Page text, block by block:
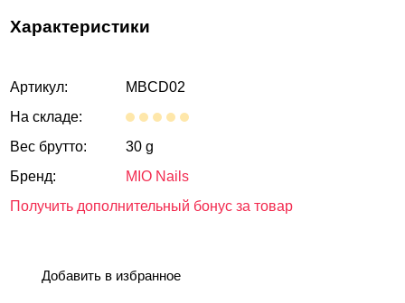
Характеристики
Артикул:
MBCD02
На складе:
Вес брутто:
30 g
Бренд:
MIO Nails
Получить дополнительный бонус за товар
Добавить в избранное